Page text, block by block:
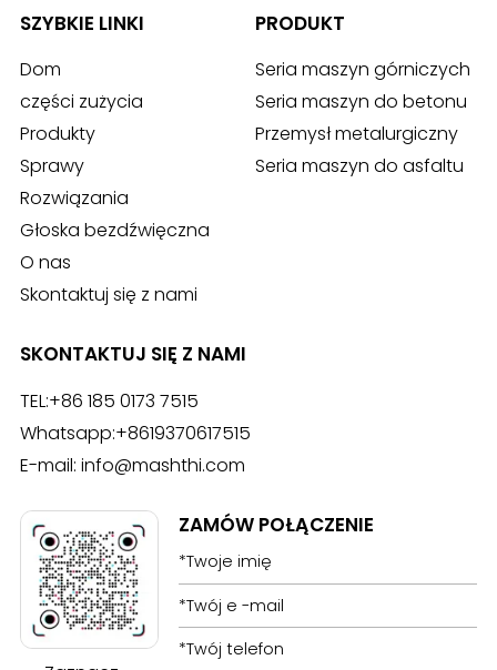
SZYBKIE LINKI
Dom
części zużycia
Produkty
Sprawy
Rozwiązania
Głoska bezdźwięczna
O nas
Skontaktuj się z nami
PRODUKT
Seria maszyn górniczych
Seria maszyn do betonu
Przemysł metalurgiczny
Seria maszyn do asfaltu
SKONTAKTUJ SIĘ Z NAMI
TEL:+86 185 0173 7515
Whatsapp:+8619370617515
E-mail: info@mashthi.com
ZAMÓW POŁĄCZENIE